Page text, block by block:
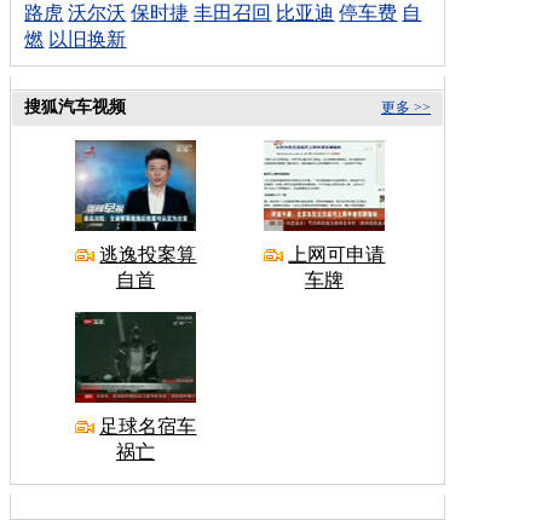
路虎 沃尔沃 保时捷 丰田召回 比亚迪 停车费 自
燃 以旧换新
更多 >>
搜狐汽车视频
逃逸投案算
自首
上网可申请
车牌
足球名宿车
祸亡